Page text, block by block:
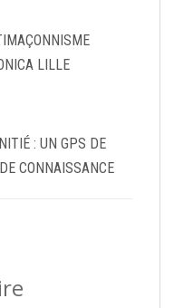
LILLE
: UN GPS DE
CONNAISSANCE